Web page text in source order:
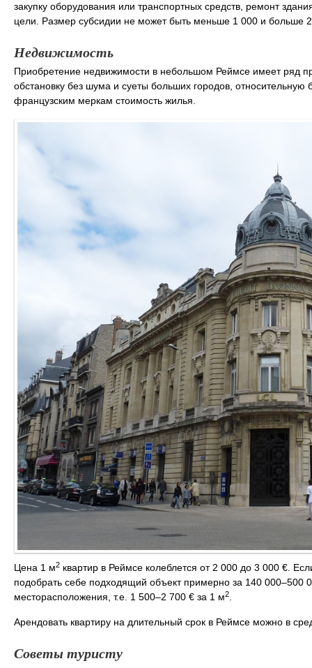
закупку оборудования или транспортных средств, ремонт
цели. Размер субсидии не может быть меньше 1 000 и больше
Недвижимость
Приобретение недвижимости в небольшом Реймсе имеет ряд
обстановку без шума и суеты больших городов, относительную
французским меркам стоимость жилья.
Цена 1 м2 квартир в Реймсе колеблется от 2 000 до 3 000 €.
подобрать себе подходящий объект примерно за 140 000–500
месторасположения, т.е. 1 500–2 700 € за 1 м2
Арендовать квартиру на длительный срок в Реймсе можно в
Советы туристу